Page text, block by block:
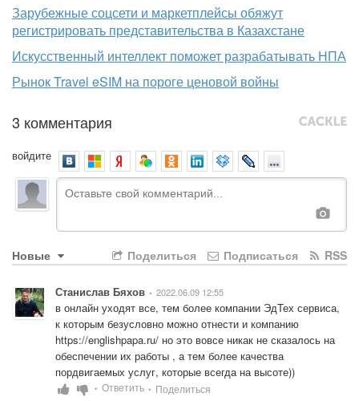
Зарубежные соцсети и маркетплейсы обяжут
регистрировать представительства в Казахстане
Искусственный интеллект поможет разрабатывать НПА
Рынок Travel eSIM на пороге ценовой войны
3 комментария
войдите
Новые RSS
Подписаться
Поделиться
Станислав Бяхов • 2022.06.09 12:55
в онлайн уходят все, тем более компании ЭдТех сервиса,
https://englishpapa.ru/ но это вовсе никак не сказалось на
обеспечении их работы , а тем более качества
пордвигаемых услуг, которые всегда на высоте))
• Ответить • Поделиться